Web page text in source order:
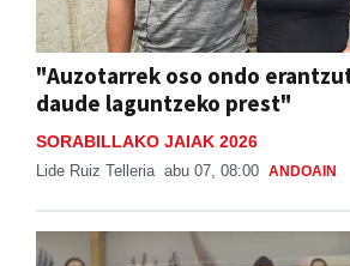
"Auzotarrek oso ondo
daude laguntzeko prest"
SORABILLAKO JAIAK 2026
Lide Ruiz Telleria abu 07, 08:00 ANDOAIN